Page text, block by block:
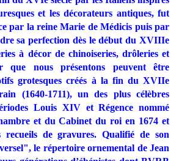
et les décorateurs antiques, fut
par la reine Marie de Médicis puis par
sa perfection dès le début du XVIIIe
à décor de chinoiseries, drôleries et
que nous présentons peuvent être
grotesques créés à la fin du XVIIe
(1640-1711), un des plus célèbres
Louis XIV et Régence nommé
et du Cabinet du roi en 1674 et
recueils de gravures. Qualifié de son
le répertoire ornemental de Jean